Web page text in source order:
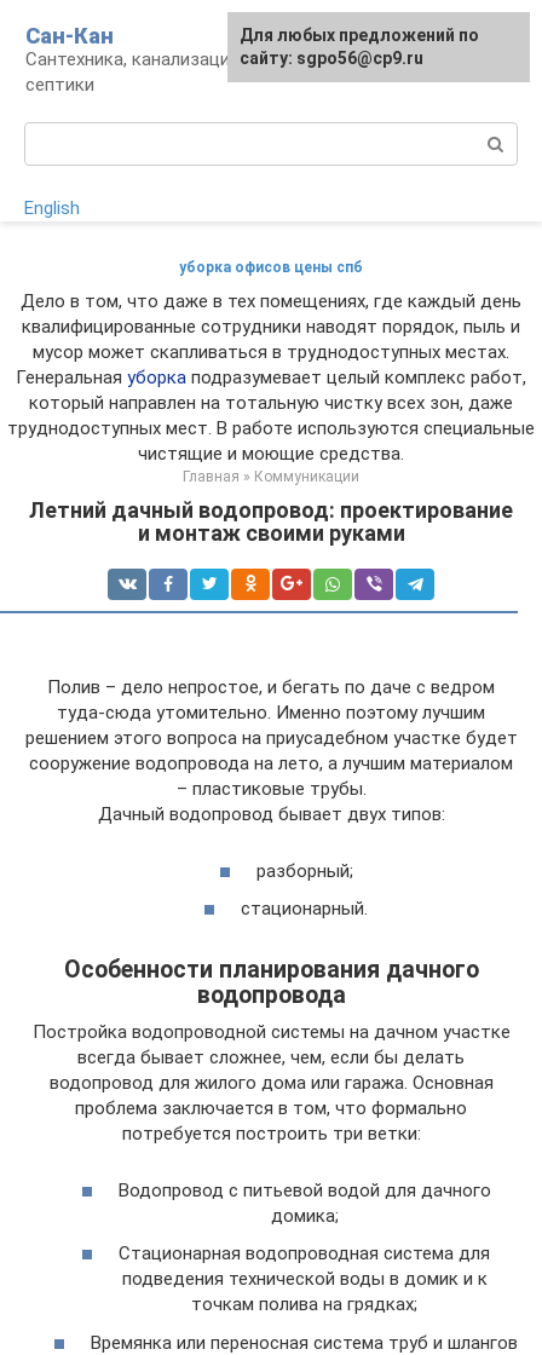
контенту
Сан-Кан
Сантехника, канализация, водопровод,
септики
English
уборка офисов цены спб
Дело в том, что даже в тех помещениях, где каждый день
квалифицированные сотрудники наводят порядок, пыль и
мусор может скапливаться в труднодоступных местах.
Генеральная уборка подразумевает целый комплекс работ,
который направлен на тотальную чистку всех зон, даже
труднодоступных мест. В работе используются специальные
чистящие и моющие средства.
Главная » Коммуникации
Летний дачный водопровод: проектирование
и монтаж своими руками
Полив – дело непростое, и бегать по даче с ведром
туда-сюда утомительно. Именно поэтому лучшим
решением этого вопроса на приусадебном участке будет
сооружение водопровода на лето, а лучшим материалом
– пластиковые трубы.
Дачный водопровод бывает двух типов:
разборный;
стационарный.
Особенности планирования дачного
водопровода
Постройка водопроводной системы на дачном участке
всегда бывает сложнее, чем, если бы делать
водопровод для жилого дома или гаража. Основная
проблема заключается в том, что формально
потребуется построить три ветки:
Водопровод с питьевой водой для дачного
домика;
Стационарная водопроводная система для
подведения технической воды в домик и к
точкам полива на грядках;
Времянка или переносная система труб и шлангов
Для любых предложений по
сайту: sgpo56@cp9.ru